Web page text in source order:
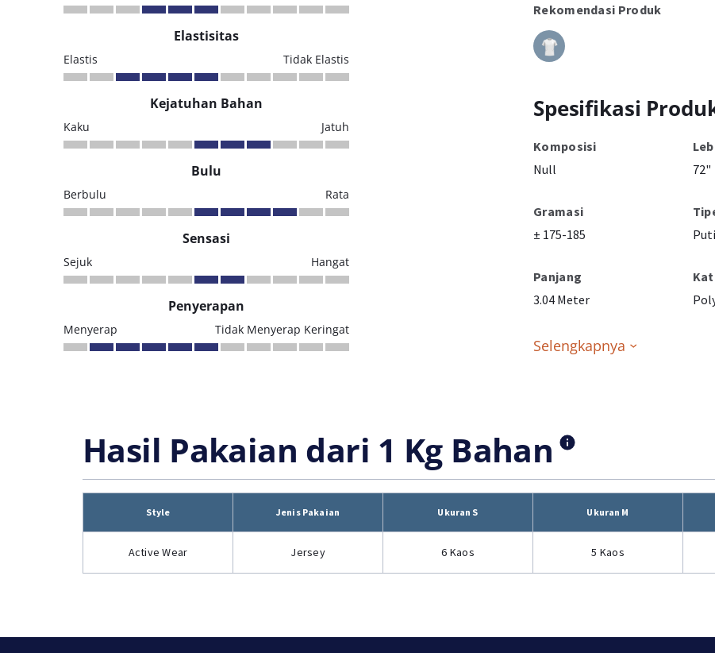
Elastisitas
Elastis Tidak Elastis
Kejatuhan Bahan
Kaku Jatuh
Bulu
Berbulu Rata
Sensasi
Sejuk Hangat
Penyerapan
Menyerap Tidak Menyerap Keringat
Rekomendasi Produk
Spesifikasi
Komposisi
Null
72"
Gramasi
± 175-185
Panjang
3.04 Meter
Selengkapnya
Hasil Pakaian dari 1 Kg Bahan
Style Jenis Pakaian Ukuran S Ukuran M
Active Wear Jersey 6 Kaos 5 Kaos